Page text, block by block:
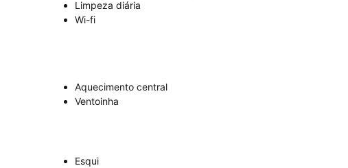
Limpeza diária
Wi-fi
Aquecimento central
Ventoinha
Esqui